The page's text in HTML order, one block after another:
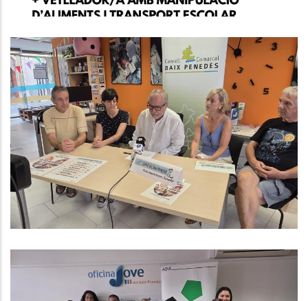
El Baix Penedès Recupera La
Mostra De Teatre Amateur
Després De 20 Anys Per Fomentar
La Cultura A La Comarca
Altres